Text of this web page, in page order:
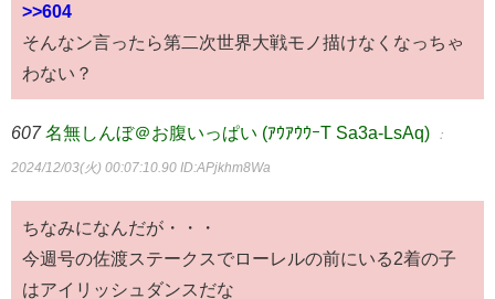
>>604
そんなン言ったら第二次世界大戦モノ描けなくなっちゃ
わない？
607 名無しんぼ＠お腹いっぱい (ｱｳｱｳｳｰT Sa3a-LsAq) ：
2024/12/03(火) 00:07:10.90 ID:APjkhm8Wa
ちなみになんだが・・・
今週号の佐渡ステークスでローレルの前にいる2着の子
はアイリッシュダンスだな